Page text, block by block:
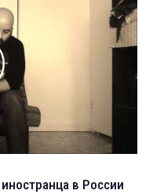
в России